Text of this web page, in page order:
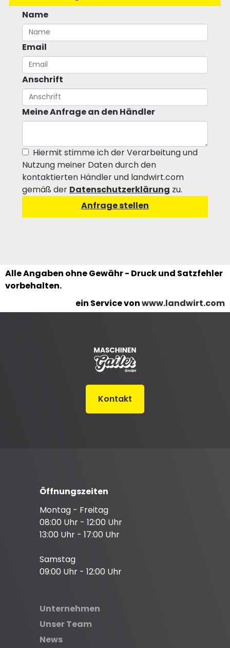
Name
Email
Anschrift
Meine Anfrage an den Händler
Hiermit stimme ich der Verarbeitung und
Nutzung meiner Daten durch den
kontaktierten Händler und landwirt.com
gemäß der Datenschutzerklärung zu.
Alle Angaben ohne Gewähr - Druck und Satzfehler
vorbehalten.
ein Service vonwww.landwirt.com
Kontakt
Öffnungszeiten
Montag - Freitag
08:00 Uhr - 12:00 Uhr
13:00 Uhr - 17:00 Uhr
Samstag
09:00 Uhr - 12:00 Uhr
Unternehmen
Unser Team
News